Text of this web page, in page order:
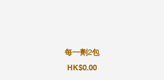
每一劑2包
HK$0.00